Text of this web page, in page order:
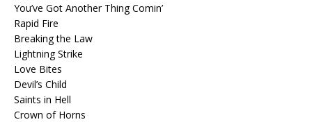
You’ve Got Another Thing Comin’
Rapid Fire
Breaking the Law
Lightning Strike
Love Bites
Devil’s Child
Saints in Hell
Crown of Horns